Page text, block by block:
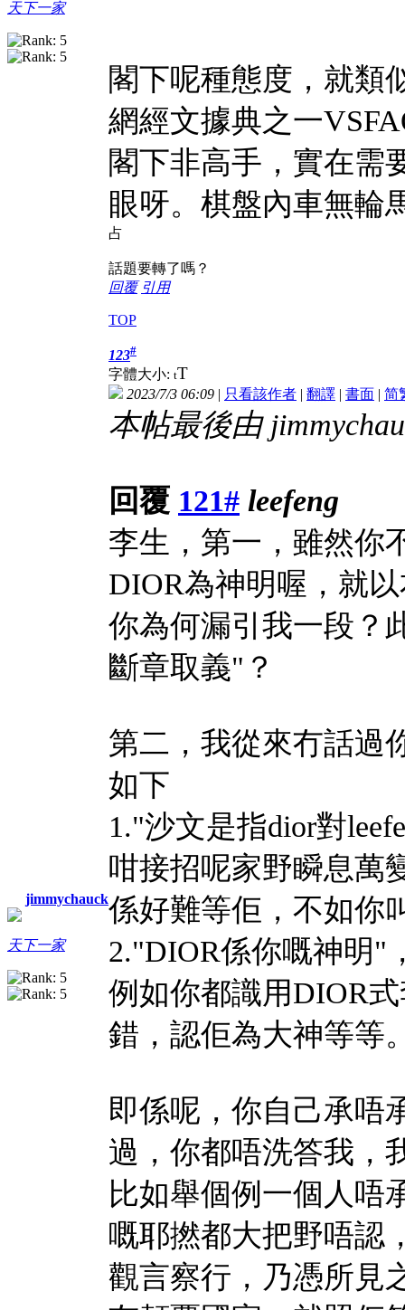
天下一家
閣下呢種態度，就類
網經文據典之一
閣下非高手，實在需
眼呀。棋盤內車無輪
占
話題要轉了嗎？
回覆 引用
TOP
jimmychauck
天下一家
123#
字體大小: tT
2023/7/3 06:09 | 只看該作者 | 翻譯 | 書面 | 简
本帖最後由
回覆 121# leefeng
李生，第一，雖然你
DIOR為神明喔，就
你為何漏引我一段？
斷章取義"？
第二，我從來冇話過
如下
1."沙文是指dior對
咁接招呢家野瞬息萬
係好難等佢，不如你
2."DIOR係你嘅神明"
例如你都識用DIOR
錯，認佢為大神等等
即係呢，你自己承唔
過，你都唔洗答我，
比如舉個例一個人唔
嘅耶撚都大把野唔認
觀言察行，乃憑所見